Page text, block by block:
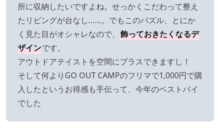
所に収納したいですよね。せっかくこだわって整え
たリビングが台なし……。でもこのパズル、とにか
く見た目がオシャレなので、 飾っておきたくなるデ
ザインです。
アウトドアテイストを空間にプラスできますし！
そして何よりGO OUT CAMPのフリマで1,000円で購
入したというお得感も手伝って、今年のベストバイ
でした